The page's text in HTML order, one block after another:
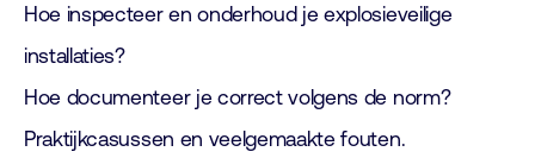
Hoe inspecteer en onderhoud je explosieveilige
installaties?
Hoe documenteer je correct volgens de norm?
Praktijkcasussen en veelgemaakte fouten.